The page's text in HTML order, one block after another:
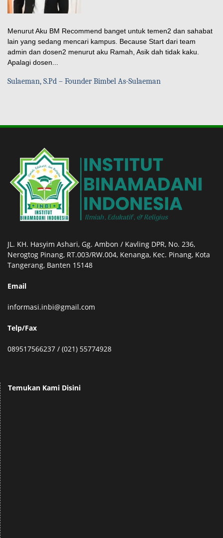
Menurut Aku BM Recommend banget untuk temen2 dan sahabat
lain yang sedang mencari kampus. Because Start dari team
admin dan dosen2 menurut aku Ramah, Asik dah tidak kaku.
Apalagi dosen...
Sulaeman, S.Pd – Founder Bimbel As-Sulaeman
JL. KH. Hasyim Ashari, Gg. Ambon / Kavling DPR, No. 236,
Nerogtog Pinang, RT.003/RW.004, Kenanga, Kec. Pinang, Kota
Tangerang, Banten 15148
Email
informasi.inbi@gmail.com
Telp/Fax
089517566237 / (021) 55774928
Temukan Kami Disini